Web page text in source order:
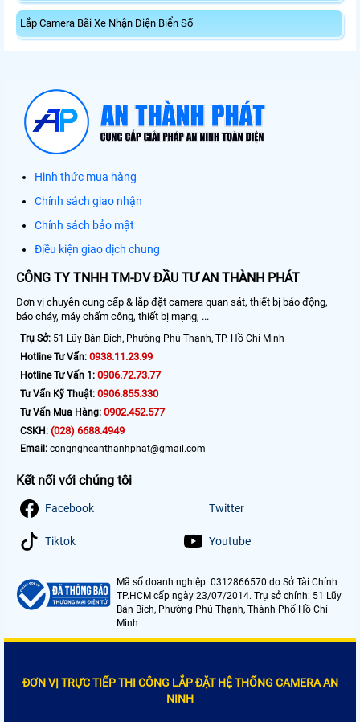
Lắp Camera Bãi Xe Nhận Diện Biển Số
Hình thức mua hàng
Chính sách giao nhận
Chính sách bảo mật
Điều kiện giao dịch chung
CÔNG TY TNHH TM-DV ĐẦU TƯ AN THÀNH PHÁT
Đơn vị chuyên cung cấp & lắp đặt camera quan sát, thiết bị báo động,
báo cháy, máy chấm công, thiết bị mạng, ...
Trụ Sở: 51 Lũy Bán Bích, Phường Phú Thạnh, TP. Hồ Chí Minh
Hotline Tư Vấn: 0938.11.23.99
Hotline Tư Vấn 1: 0906.72.73.77
Tư Vấn Kỹ Thuật: 0906.855.330
Tư Vấn Mua Hàng: 0902.452.577
CSKH: (028) 6688.4949
Email: congngheanthanhphat@gmail.com
Kết nối với chúng tôi
Facebook Twitter
Tiktok Youtube
Mã số doanh nghiệp: 0312866570 do Sở Tài Chính
TP.HCM cấp ngày 23/07/2014. Trụ sở chính: 51 Lũy
Bán Bích, Phường Phú Thạnh, Thành Phố Hồ Chí
Minh
ĐƠN VỊ TRỰC TIẾP THI CÔNG LẮP ĐẶT HỆ THỐNG CAMERA AN
NINH